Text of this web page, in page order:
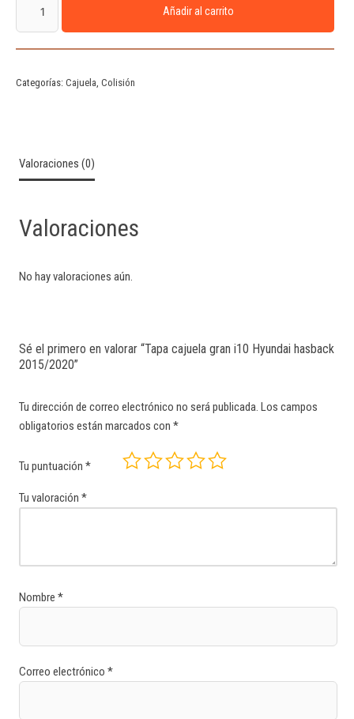
Añadir al carrito
Categorías: Cajuela, Colisión
Valoraciones (0)
Valoraciones
No hay valoraciones aún.
Sé el primero en valorar “Tapa cajuela gran i10 Hyundai hasback
2015/2020”
Tu dirección de correo electrónico no será publicada. Los campos
obligatorios están marcados con *
Tu puntuación *
Tu valoración *
Nombre *
Correo electrónico *